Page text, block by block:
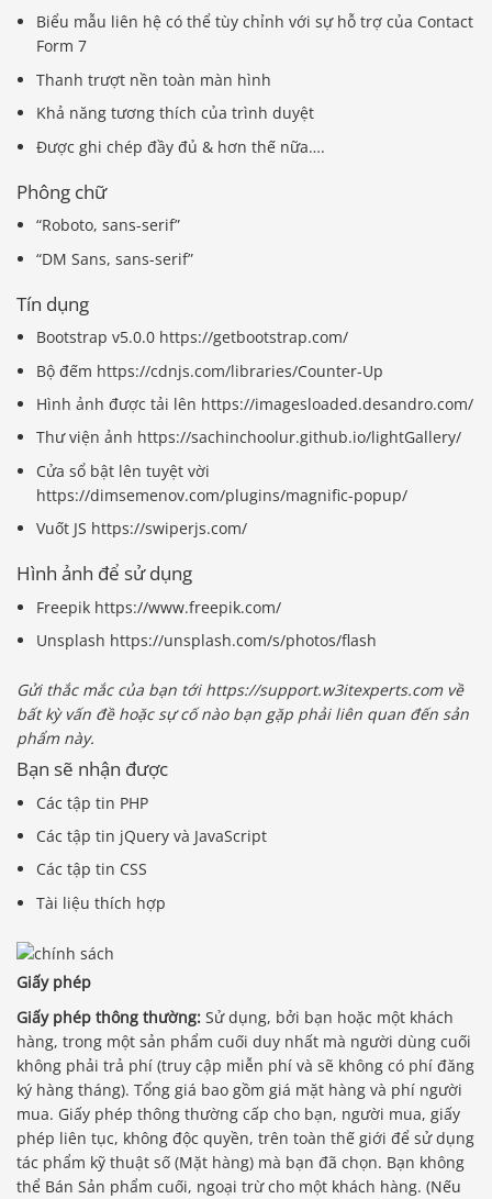
Biểu mẫu liên hệ có thể tùy chỉnh với sự hỗ trợ của Contact
Form 7
Thanh trượt nền toàn màn hình
Khả năng tương thích của trình duyệt
Được ghi chép đầy đủ & hơn thế nữa….
Phông chữ
“Roboto, sans-serif”
“DM Sans, sans-serif”
Tín dụng
Bootstrap v5.0.0 https://getbootstrap.com/
Bộ đếm https://cdnjs.com/libraries/Counter-Up
Hình ảnh được tải lên https://imagesloaded.desandro.com/
Thư viện ảnh https://sachinchoolur.github.io/lightGallery/
Cửa sổ bật lên tuyệt vời
https://dimsemenov.com/plugins/magnific-popup/
Vuốt JS https://swiperjs.com/
Hình ảnh để sử dụng
Freepik https://www.freepik.com/
Unsplash https://unsplash.com/s/photos/flash
Gửi thắc mắc của bạn tới https://support.w3itexperts.com về
bất kỳ vấn đề hoặc sự cố nào bạn gặp phải liên quan đến sản
phẩm này.
Bạn sẽ nhận được
Các tập tin PHP
Các tập tin jQuery và JavaScript
Các tập tin CSS
Tài liệu thích hợp
Giấy phép
Giấy phép thông thường: Sử dụng, bởi bạn hoặc một khách
hàng, trong một sản phẩm cuối duy nhất mà người dùng cuối
không phải trả phí (truy cập miễn phí và sẽ không có phí đăng
ký hàng tháng). Tổng giá bao gồm giá mặt hàng và phí người
mua. Giấy phép thông thường cấp cho bạn, người mua, giấy
phép liên tục, không độc quyền, trên toàn thế giới để sử dụng
tác phẩm kỹ thuật số (Mặt hàng) mà bạn đã chọn. Bạn không
thể Bán Sản phẩm cuối, ngoại trừ cho một khách hàng. (Nếu